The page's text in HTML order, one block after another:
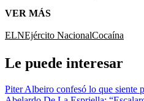
VER MÁS
ELNEjército NacionalCocaína
Le puede interesar
Piter Albeiro confesó lo que siente